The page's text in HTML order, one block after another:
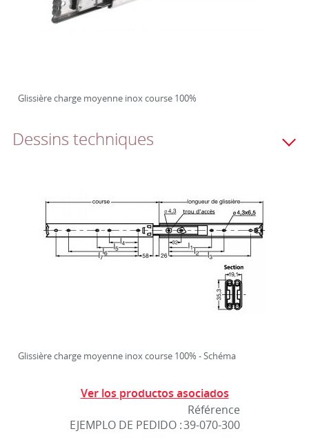
Glissière charge moyenne inox course 100%
Dessins techniques
Glissière charge moyenne inox course 100% - Schéma
Ver los productos asociados
EJEMPLO DE PEDIDO :
Référence
39-070-300